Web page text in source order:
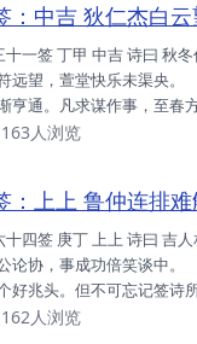
时，渡时期也，守之则安
不由己，不必懊丧。 升
。 姻缘：此缘结之，各
：中吉 狄仁杰白
远望，萱堂快乐未渠央。
亨通。凡求谋作事，至春
利路阻塞，秋冬过去，交
小心对之，调合身心，修
件，即错失也，理智前
有喜讯。 健康：倏尔攻
人浏览
：上上 鲁仲连排难
论协，事成功倍笑谈中。
好兆头。但不可忘记签诗
。“管饱分金”的故事，是
人浏览